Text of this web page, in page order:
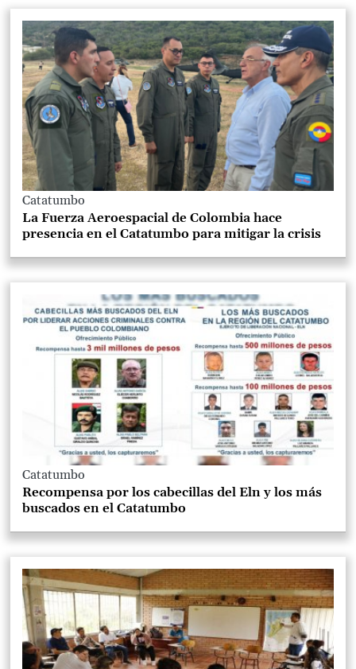
Catatumbo
La Fuerza Aeroespacial de Colombia hace
presencia en el Catatumbo para mitigar la crisis
Catatumbo
Recompensa por los cabecillas del Eln y los más
buscados en el Catatumbo